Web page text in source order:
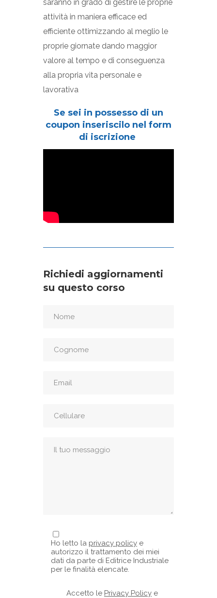
saranno in grado di gestire le proprie
attività in maniera efficace ed
efficiente ottimizzando al meglio le
proprie giornate dando maggior
valore al tempo e di conseguenza
alla propria vita personale e
lavorativa
Se sei in possesso di un
coupon inseriscilo nel form
di iscrizione
Richiedi aggiornamenti
su questo corso
Ho letto la privacy policy e
autorizzo il trattamento dei miei
dati da parte di Editrice Industriale
per le finalità elencate.
Accetto le Privacy Policy e